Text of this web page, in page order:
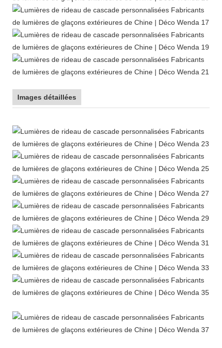
Images détaillées